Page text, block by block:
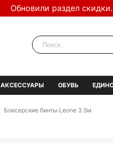
Обновили раздел
АКСЕССУАРЫ ОБУВЬ
Боксерские бинты Leone 3.5м